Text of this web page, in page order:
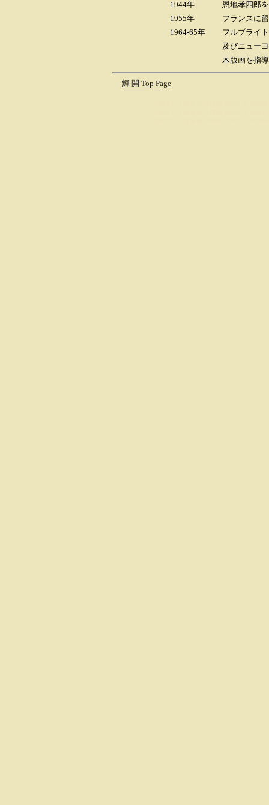
1944年
恩地孝四郎
1955年
フランスに
1964-65年
フルブライ
及びニュー
木版画を指
輝 開 Top Page